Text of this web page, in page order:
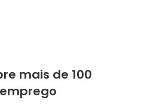
mais de 100